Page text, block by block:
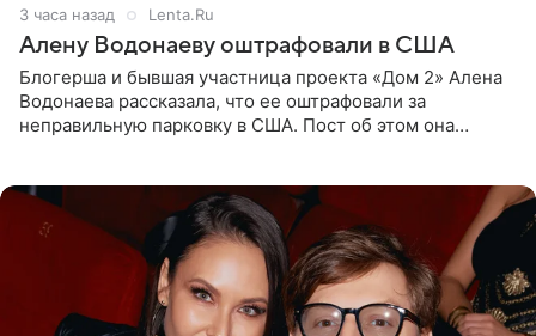
3 часа назад Lenta.Ru
Алену Водонаеву оштрафовали в США
Блогерша и бывшая участница проекта «Дом 2» Алена
Водонаева рассказала, что ее оштрафовали за
неправильную парковку в США. Пост об этом она